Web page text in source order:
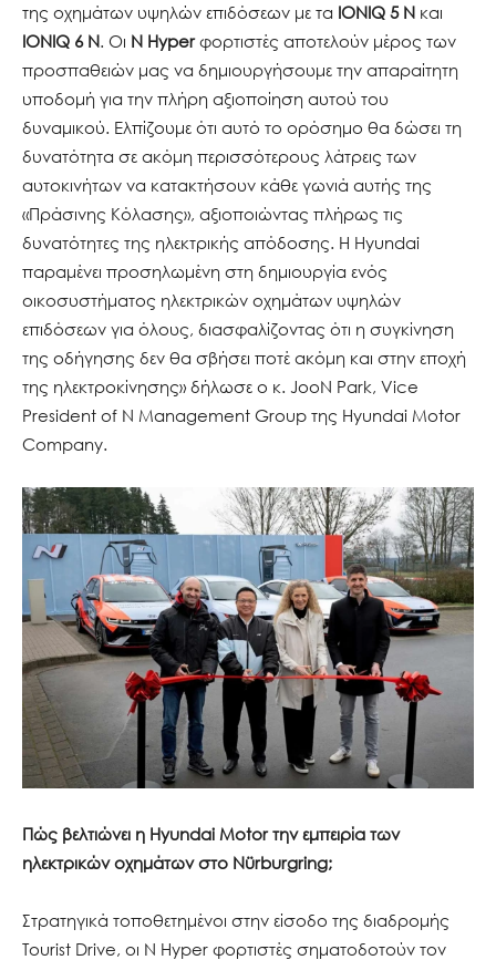
της οχημάτων υψηλών επιδόσεων με τα IONIQ 5 N και
IONIQ 6 N. Οι N Hyperφορτιστές αποτελούν μέρος των
προσπαθειών μας να δημιουργήσουμε την απαραίτητη
υποδομή για την πλήρη αξιοποίηση αυτού του
δυναμικού. Ελπίζουμε ότι αυτό το ορόσημο θα δώσει τη
δυνατότητα σε ακόμη περισσότερους λάτρεις των
αυτοκινήτων να κατακτήσουν κάθε γωνιά αυτής της
«Πράσινης Κόλασης», αξιοποιώντας πλήρως τις
δυνατότητες της ηλεκτρικής απόδοσης. Η Hyundai
παραμένει προσηλωμένη στη δημιουργία ενός
οικοσυστήματος ηλεκτρικών οχημάτων υψηλών
επιδόσεων για όλους, διασφαλίζοντας ότι η συγκίνηση
της οδήγησης δεν θα σβήσει ποτέ ακόμη και στην εποχή
της ηλεκτροκίνησης» δήλωσε ο κ. JooN Park, Vice
President of N Management Group της Hyundai Motor
Company.
Πώς βελτιώνει η Hyundai Motor την εμπειρία των
ηλεκτρικών οχημάτων στο Nürburgring;
Στρατηγικά τοποθετημένοι στην είσοδο της διαδρομής
Tourist Drive, οι N Hyper φορτιστές σηματοδοτούν τον